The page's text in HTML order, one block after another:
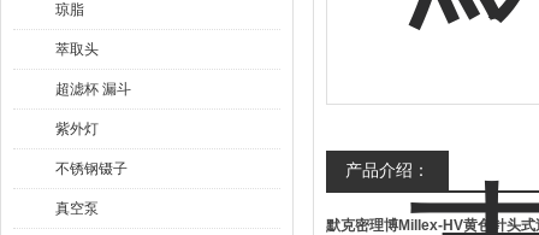
琼脂
萃取头
超滤杯 漏斗
紫外灯
不锈钢镊子
真空泵
产品介绍：
默克密理博Millex-HV黄色针头式